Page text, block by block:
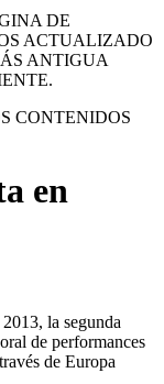
DE
ACTUALIZADO
ANTIGUA
CONTENIDOS
en
la segunda
de performances
de Europa